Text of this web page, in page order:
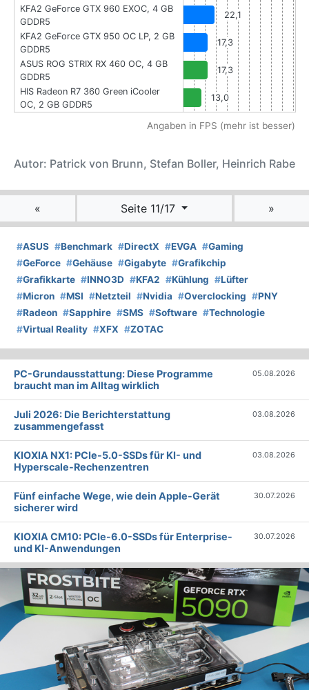
KFA2 GeForce GTX 960 EXOC, 4 GB
GDDR5
22,1
KFA2 GeForce GTX 950 OC LP, 2 GB
GDDR5
17,3
ASUS ROG STRIX RX 460 OC, 4 GB
GDDR5
17,3
HIS Radeon R7 360 Green iCooler
OC, 2 GB GDDR5
13,0
Angaben in FPS (mehr ist besser)
Autor: Patrick von Brunn, Stefan Boller, Heinrich Rabe
« Seite 11/17 »
#ASUS #Benchmark #DirectX #EVGA #Gaming
#GeForce #Gehäuse #Gigabyte #Grafikchip
#Grafikkarte #INNO3D #KFA2 #Kühlung #Lüfter
#Micron #MSI #Netzteil #Nvidia #Overclocking #PNY
#Radeon #Sapphire #SMS #Software #Technologie
#Virtual Reality #XFX #ZOTAC
PC-Grundausstattung: Diese Programme
braucht man im Alltag wirklich
05.08.2026
Juli 2026: Die Bericht­erstattung
zusammengefasst
03.08.2026
KIOXIA NX1: PCIe-5.0-SSDs für KI- und
Hyperscale-Rechenzentren
03.08.2026
Fünf einfache Wege, wie dein Apple-Gerät
sicherer wird
30.07.2026
KIOXIA CM10: PCIe-6.0-SSDs für Enterprise-
und KI-Anwendungen
30.07.2026